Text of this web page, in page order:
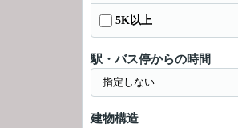
5K以上
駅・バス停からの時間
建物構造